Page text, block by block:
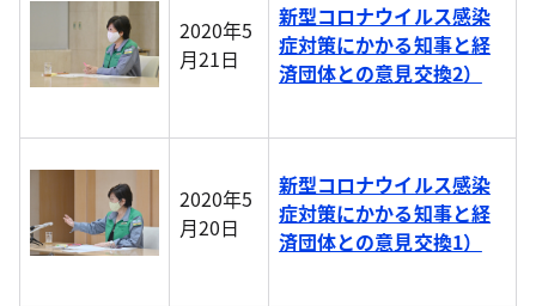
2020年5
月21日
新型コロナウイルス感染
症対策にかかる知事と経
済団体との意見交換2）
2020年5
月20日
新型コロナウイルス感染
症対策にかかる知事と経
済団体との意見交換1）